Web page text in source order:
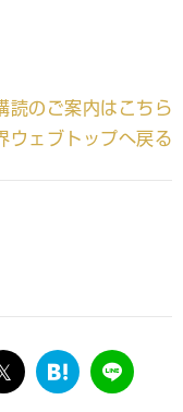
読のご案内はこちら
ウェブトップへ戻る
twitter
は
LINE